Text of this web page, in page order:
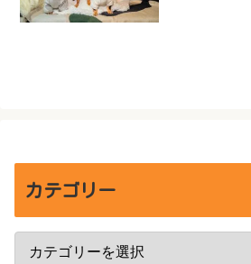
カテゴリー